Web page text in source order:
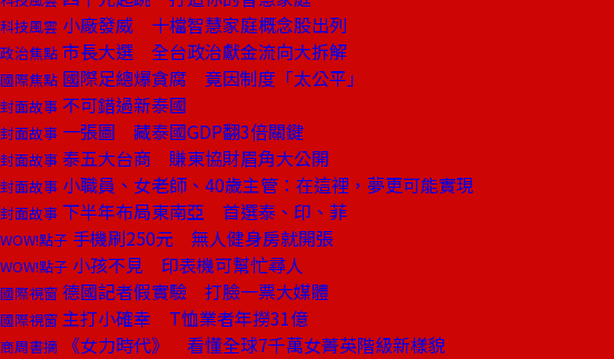
科技風雲 小廠發威 十檔智慧家庭概念股出列
政治焦點 市長大選 全台政治獻金流向大拆解
國際焦點 國際足總爆貪腐 竟因制度「太公平」
封面故事 不可錯過新泰國
封面故事 一張圖 藏泰國GDP翻3倍關鍵
封面故事 泰五大台商 賺東協財眉角大公開
封面故事 小職員、女老師、40歲主管：在這裡，夢更可能實現
封面故事 下半年布局東南亞 首選泰、印、菲
WOW!點子 手機刷250元 無人健身房就開張
WOW!點子 小孩不見 印表機可幫忙尋人
國際視窗 德國記者假實驗 打臉一票大媒體
國際視窗 主打小確幸 T恤業者年撈31億
商周書摘 《女力時代》 看懂全球7千萬女菁英階級新樣貌